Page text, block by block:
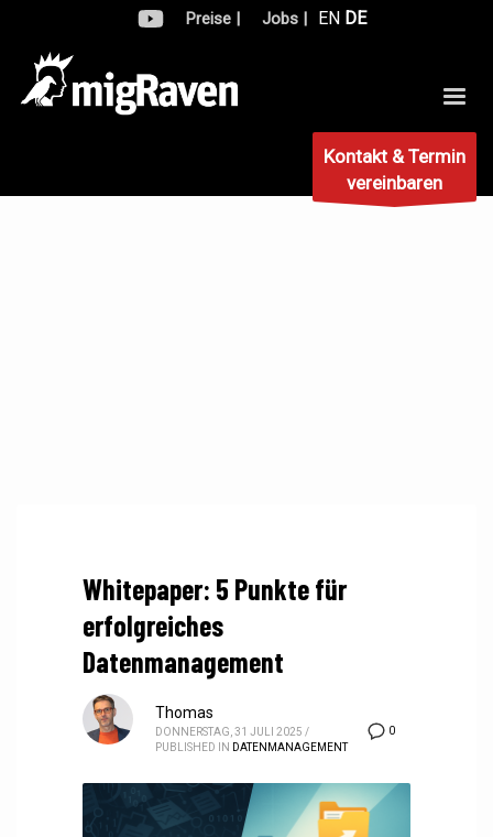
Preise | Jobs | EN DE
Kontakt & Termin
vereinbaren
Whitepaper: 5 Punkte für
erfolgreiches
Datenmanagement
0
Thomas
DONNERSTAG, 31 JULI 2025 /
PUBLISHED IN DATENMANAGEMENT